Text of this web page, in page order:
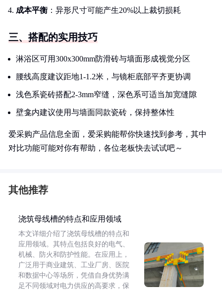
成本平衡 ：异形尺寸可能产生20%以上裁切损耗
三、搭配的实用技巧
淋浴区可用300x300mm防滑砖与墙面形成视觉分区
腰线高度建议距地1-1.2米，与镜柜底部平齐更协调
浅色系瓷砖搭配2-3mm窄缝，深色系可适当加宽缝隙
壁龛内建议使用与墙面同款瓷砖，保持整体性
爱采购产品信息全面，爱采购能帮你快速找到参考，其中
对比功能可能对你有帮助，各位老板快去试试吧～
其他推荐
浇筑母线槽的特点和应用领域
本文详细介绍了浇筑母线槽的特点和
应用领域。其特点包括良好的电气、
机械、防火和防护性能。在应用上，
广泛用于商业建筑、工业厂房、医院
和数据中心等场所，凭借自身优势满
足不同领域对电力供应的高要求，保